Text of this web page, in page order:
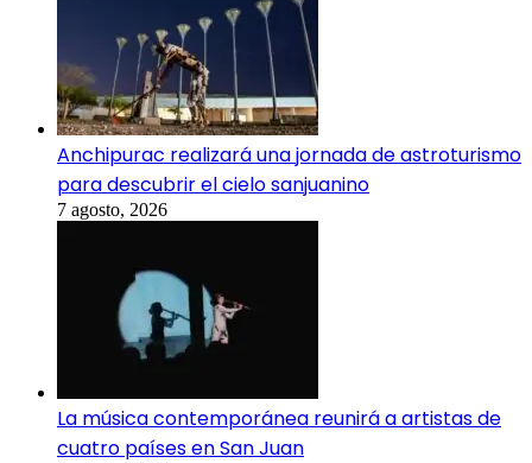
Anchipurac realizará una jornada de astroturismo
para descubrir el cielo sanjuanino
7 agosto, 2026
La música contemporánea reunirá a artistas de
cuatro países en San Juan